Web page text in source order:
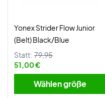
Yonex Strider Flow Junior
(Belt) Black/Blue
Statt: 79,95
51,00 €
Wählen größe